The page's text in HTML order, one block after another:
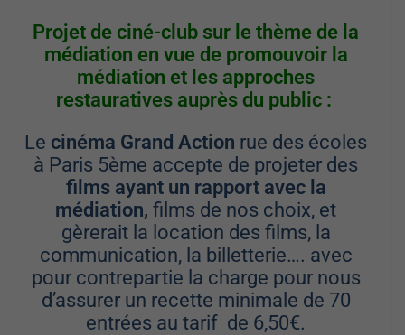
Projet de ciné-club sur le thème de la
médiation en vue de promouvoir la
médiation et les approches
restauratives auprès du public :
Le cinéma Grand Action rue des écoles
à Paris 5ème accepte de projeter des
films ayant un rapport avec la
médiation, films de nos choix, et
gèrerait la location des films, la
communication, la billetterie…. avec
pour contrepartie la charge pour nous
d’assurer un recette minimale de 70
entrées au tarif de 6,50€.